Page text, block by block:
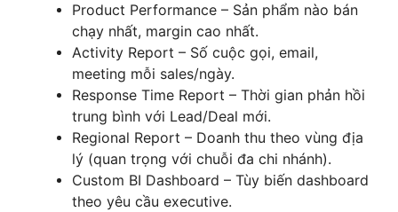
Product Performance – Sản phẩm nào bán
chạy nhất, margin cao nhất.
Activity Report – Số cuộc gọi, email,
meeting mỗi sales/ngày.
Response Time Report – Thời gian phản hồi
trung bình với Lead/Deal mới.
Regional Report – Doanh thu theo vùng địa
lý (quan trọng với chuỗi đa chi nhánh).
Custom BI Dashboard – Tùy biến dashboard
theo yêu cầu executive.